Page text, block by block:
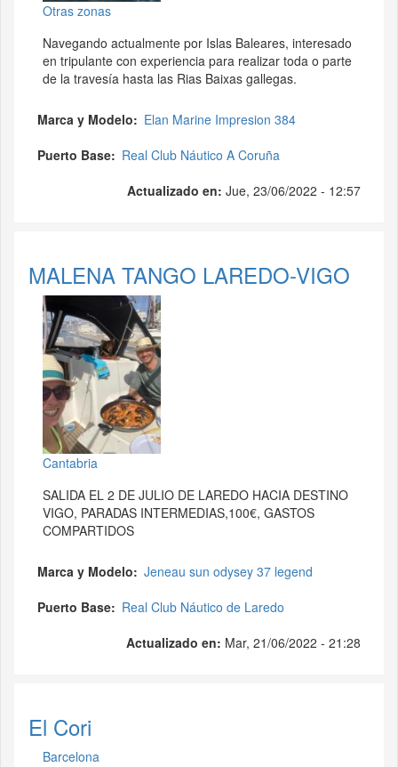
Otras zonas
Navegando actualmente por Islas Baleares, interesado
en tripulante con experiencia para realizar toda o parte
de la travesía hasta las Rias Baixas gallegas.
Marca y Modelo
Elan Marine Impresion 384
Puerto Base
Real Club Náutico A Coruña
Actualizado en: Jue, 23/06/2022 - 12:57
MALENA TANGO LAREDO-VIGO
Cantabria
SALIDA EL 2 DE JULIO DE LAREDO HACIA DESTINO
VIGO, PARADAS INTERMEDIAS,100€, GASTOS
COMPARTIDOS
Marca y Modelo
Jeneau sun odysey 37 legend
Puerto Base
Real Club Náutico de Laredo
Actualizado en: Mar, 21/06/2022 - 21:28
El Cori
Barcelona